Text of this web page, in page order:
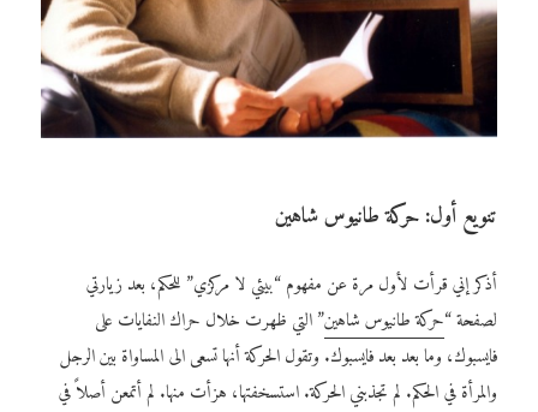
تنويع أول: حركة طانيوس شاهين
أذكر إني قرأت لأول مرة عن مفهوم “بيئي لا مركزي” للحكم، بعد زيارتي
لصفحة “حركة طانيوس شاهين” التي ظهرت خلال حراك النفايات على
فايسبوك، وما بعد بعد فايسبوك. وتقول الحركة أنها تسعى الى المساواة بين الرجل
والمرأة في الحكم. لم تجذبني الحركة. استسخفتها، هزأت منها. لم أتمعن أصلاً في